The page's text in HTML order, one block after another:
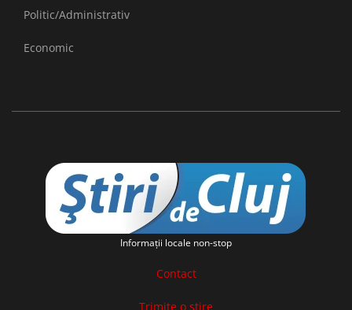
Politic/Administrativ
Economic
Informaţii locale non-stop
Contact
Trimite o stire